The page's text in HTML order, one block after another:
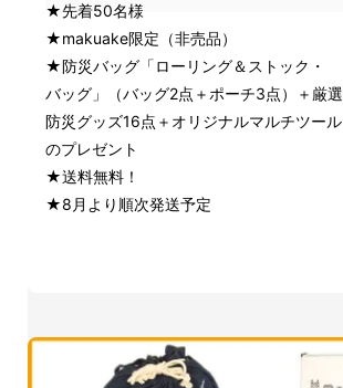
★先着50名様
★makuake限定（非売品）
★防災バッグ「ローリング＆ストック・
バッグ」（バッグ2点＋ポーチ3点）＋厳選
防災グッズ16点＋オリジナルマルチツール
のプレゼント
★送料無料！
★8月より順次発送予定